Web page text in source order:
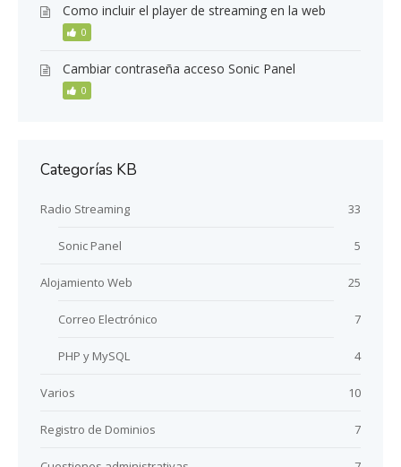
Como incluir el player de streaming en la web
0
Cambiar contraseña acceso Sonic Panel
0
Categorías KB
Radio Streaming 33
Sonic Panel 5
Alojamiento Web 25
Correo Electrónico 7
PHP y MySQL 4
Varios 10
Registro de Dominios 7